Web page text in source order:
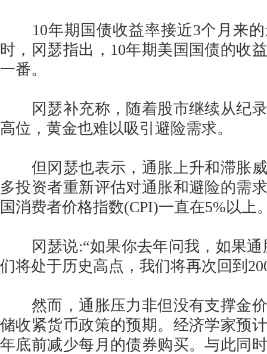
10年期国债收益率接近3个月来的
时，冈瑟指出，10年期美国国债的收
一番。
冈瑟补充称，随着股市继续从纪录
高位，黄金也难以吸引避险需求。
但冈瑟也表示，通胀上升和滞胀威
多投资者重新评估对通胀和避险的需
国消费者价格指数(CPI)一直在5%以上
冈瑟说:“如果你去年问我，如果通
们将处于历史高点，我们将再次回到
然而，通胀压力非但没有支撑金价
储收紧货币政策的预期。经济学家预
年底前减少每月的债券购买。与此同